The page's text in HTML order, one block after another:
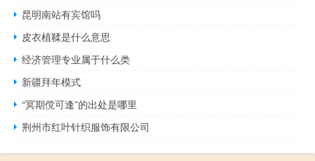
昆明南站有宾馆吗
皮衣植鞣是什么意思
经济管理专业属于什么类
新疆拜年模式
“冥期傥可逢”的出处是哪里
荆州市红叶针织服饰有限公司